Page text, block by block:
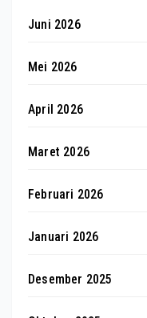
Juni 2026
Mei 2026
April 2026
Maret 2026
Februari 2026
Januari 2026
Desember 2025